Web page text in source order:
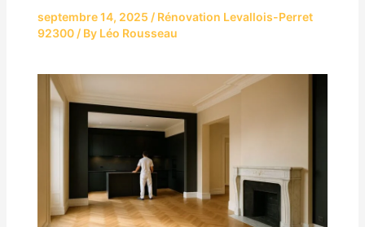
septembre 14, 2025 / Rénovation Levallois-Perret
92300/ By Léo Rousseau